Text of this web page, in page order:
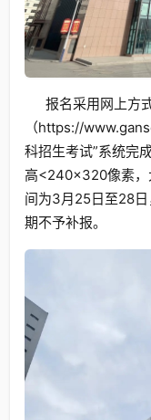
报名采用网上方
（https://
科招生考试”系统完
高<240×320像素，
间为3月25日至28
期不予补报。